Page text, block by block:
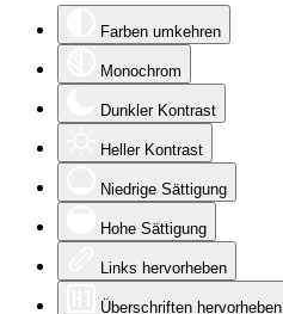
Farben umkehren
Monochrom
Dunkler Kontrast
Heller Kontrast
Niedrige Sättigung
Hohe Sättigung
Links hervorheben
Überschriften hervorheben